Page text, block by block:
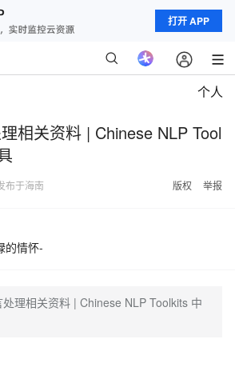
打开 APP
个人
相关资料 | Chinese NLP Tool
布于海南 版权 举报
的情怀-
理相关资料 | Chinese NLP Toolkits 中